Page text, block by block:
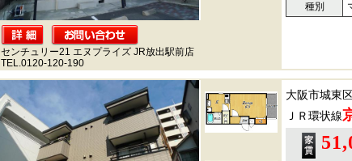
種別
センチュリー21 エヌプライズ JR放出駅前店
TEL.0120-120-190
大阪市城東
ＪＲ環状線